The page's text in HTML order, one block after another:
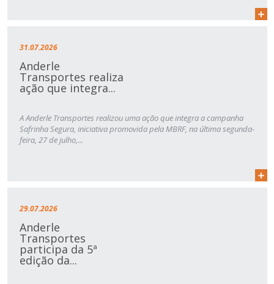
31.07.2026
Anderle
Transportes realiza
ação que integra...
A Anderle Transportes realizou uma ação que integra a campanha
Safrinha Segura, iniciativa promovida pela MBRF, na última segunda-
feira, 27 de julho,...
29.07.2026
Anderle
Transportes
participa da 5ª
edição da...